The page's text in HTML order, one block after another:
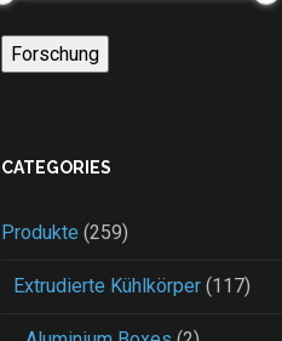
CATEGORIES
Produkte (259)
Extrudierte Kühlkörper (117)